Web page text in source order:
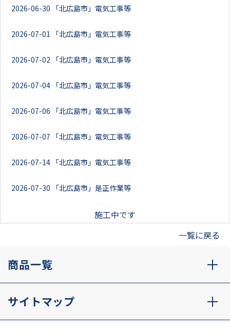
2026-06-30 「北広島市」電気工事等
2026-07-01 「北広島市」電気工事等
2026-07-02 「北広島市」電気工事等
2026-07-04 「北広島市」電気工事等
2026-07-06 「北広島市」電気工事等
2026-07-07 「北広島市」電気工事等
2026-07-14 「北広島市」電気工事等
2026-07-30 「北広島市」是正作業等
施工中です
一覧に戻る
商品一覧
サイトマップ